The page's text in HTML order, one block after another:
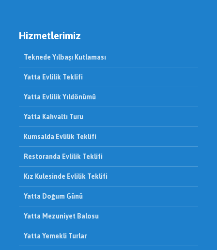
Hizmetlerimiz
Teknede Yılbaşı Kutlaması
Yatta Evlilik Teklifi
Yatta Evlilik Yıldönümü
Yatta Kahvaltı Turu
Kumsalda Evlilik Teklifi
Restoranda Evlilik Teklifi
Kız Kulesinde Evlilik Teklifi
Yatta Doğum Günü
Yatta Mezuniyet Balosu
Yatta Yemekli Turlar